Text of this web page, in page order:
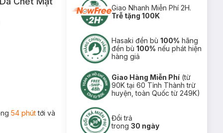
54 phúttới và
Giao Nhanh Miễn Phí 2H.
Trễ tặng 100K
Hasaki đền bù100% hãng
đền bù100% nếu phát hiện
hàng giả
Giao Hàng Miễn Phí (từ
90K tại 60 Tỉnh Thành trừ
huyện, toàn Quốc từ 249K)
Đổi trả
trong30 ngày